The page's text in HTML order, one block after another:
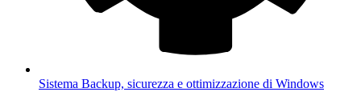
Sistema Backup, sicurezza e ottimizzazione di Windows